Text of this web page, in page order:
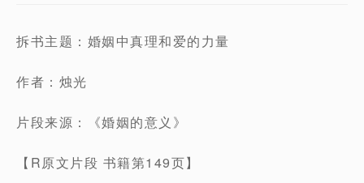
拆书主题：婚姻中真理和爱的力量
作者：烛光
片段来源：《婚姻的意义》
【R原文片段 书籍第149页】